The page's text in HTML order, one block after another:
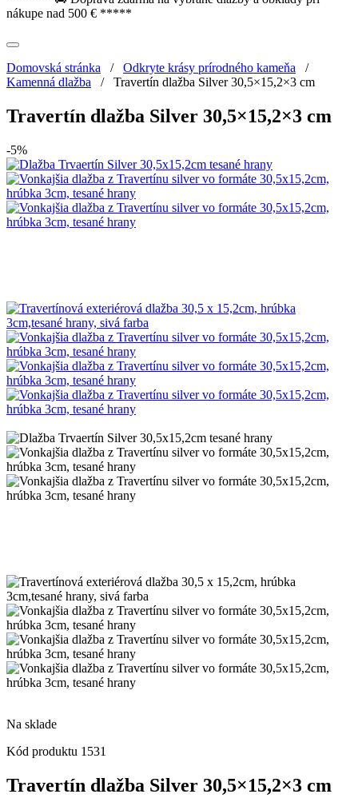
nákupe nad 500 € *****
Domovská stránka / Odkryte krásy prírodného kameňa /
Kamenná dlažba / Travertín dlažba Silver 30,5×15,2×3 cm
Travertín dlažba Silver 30,5×15,2×3 cm
-5%
Na sklade
Kód produktu 1531
Travertín dlažba Silver 30,5×15,2×3 cm